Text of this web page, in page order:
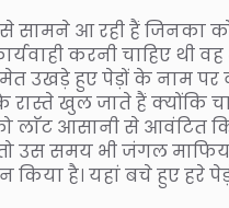
सामने आ रही हैं जिनका
करनी चाहिए
उखड़े हुए पेड़ों के नाम पर
रास्ते खुल जाते हैं क्योंकि
आसानी से आवंटित
उस समय भी जंगल
है। यहां बचे हुए हरे